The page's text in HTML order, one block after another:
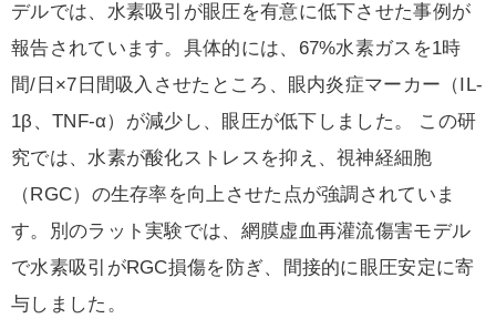
デルでは、水素吸引が眼圧を有意に低下させた事例が
報告されています。具体的には、67%水素ガスを1時
間/日×7日間吸入させたところ、眼内炎症マーカー（IL-
1β、TNF-α）が減少し、眼圧が低下しました。 この研
究では、水素が酸化ストレスを抑え、視神経細胞
（RGC）の生存率を向上させた点が強調されていま
す。別のラット実験では、網膜虚血再灌流傷害モデル
で水素吸引がRGC損傷を防ぎ、間接的に眼圧安定に寄
与しました。